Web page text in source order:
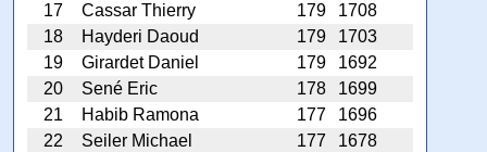
17
Cassar Thierry 179
1708
18
Hayderi Daoud 179
1703
19
Girardet Daniel 179
1692
20
Sené Eric 178
1699
21
Habib Ramona 177
1696
22
Seiler Michael 177
1678